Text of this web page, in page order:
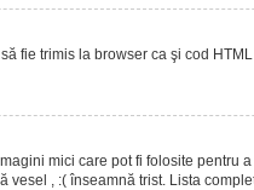
fie trimis la browser ca şi cod
mici care pot fi folosite pentru
vesel , :( înseamnă trist. Lista